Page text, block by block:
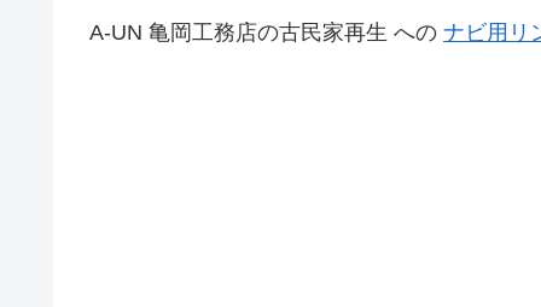
A-UN 亀岡工務店の古民家再生 への ナビ用リ